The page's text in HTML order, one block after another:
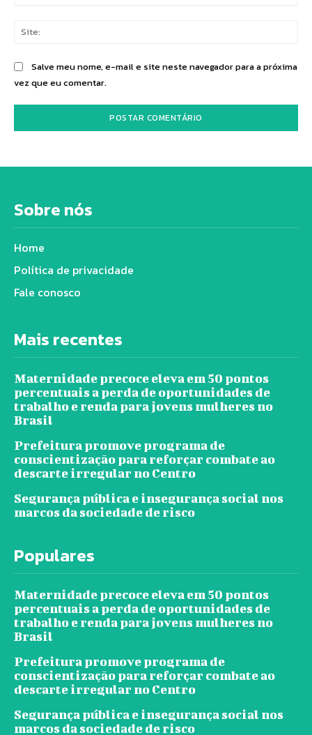
Salve meu nome, e-mail e site neste navegador para a próxima
vez que eu comentar.
Sobre nós
Home
Política de privacidade
Fale conosco
Mais recentes
Maternidade precoce eleva em 50 pontos
percentuais a perda de oportunidades de
trabalho e renda para jovens mulheres no
Brasil
Prefeitura promove programa de
conscientização para reforçar combate ao
descarte irregular no Centro
Segurança pública e insegurança social nos
marcos da sociedade de risco
Populares
Maternidade precoce eleva em 50 pontos
percentuais a perda de oportunidades de
trabalho e renda para jovens mulheres no
Brasil
Prefeitura promove programa de
conscientização para reforçar combate ao
descarte irregular no Centro
Segurança pública e insegurança social nos
marcos da sociedade de risco